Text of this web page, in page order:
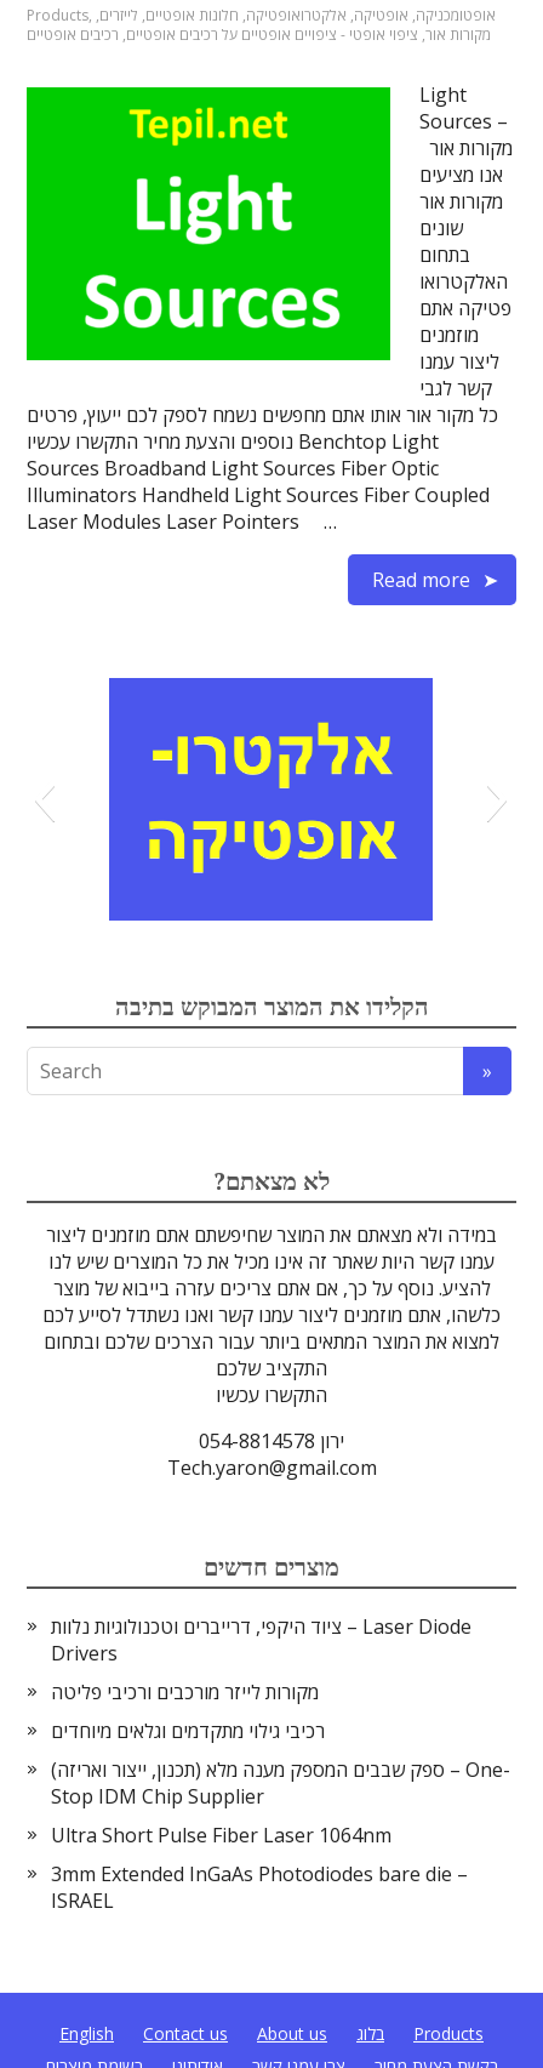
Products, אופטומכניקה, אופטיקה, אלקטרואופטיקה, חלונות אופטיים, לייזרים,
מקורות אור, ציפוי אופטי - ציפויים אופטיים על רכיבים אופטיים, רכיבים אופטיים
Light
Sources –
מקורות אור
אנו מציעים
מקורות אור
שונים
בתחום
האלקטרואו
פטיקה אתם
מוזמנים
ליצור עמנו
קשר לגבי
כל מקור אור אותו אתם מחפשים נשמח לספק לכם ייעוץ, פרטים
נוספים והצעת מחיר התקשרו עכשיו Benchtop Light
Sources Broadband Light Sources Fiber Optic
Illuminators Handheld Light Sources Fiber Coupled
Laser Modules Laser Pointers …
Read more
אופטומכניקה ובקרת תנועה
סיבים אופטיים
מקורות אור
מוליכי אור
לדים
הדמיה ומצלמות
גלאים וחיישנים
מסננים אופטיים
לייזרים ומוצרי בטיחות לייזר
גבישים
ספקטרוסקופיה
אלקטרוניקה
מיגון קרינה
עדשות
מתקנים לרפואה
טרה-הרץ
מוצרי קוורץ
זכוכיות וציפויים
מוצרים אחרים
הקלידו את המוצר המבוקש בתיבה
?לא מצאתם
במידה ולא מצאתם את המוצר שחיפשתם אתם מוזמנים ליצור
עמנו קשר היות שאתר זה אינו מכיל את כל המוצרים שיש לנו
להציע. נוסף על כך, אם אתם צריכים עזרה בייבוא של מוצר
כלשהו, אתם מוזמנים ליצור עמנו קשר ואנו נשתדל לסייע לכם
למצוא את המוצר המתאים ביותר עבור הצרכים שלכם ובתחום
התקציב שלכם
התקשרו עכשיו
ירון 054-8814578
Tech.yaron@gmail.com
מוצרים חדשים
ציוד היקפי, דרייברים וטכנולוגיות נלוות – Laser Diode
Drivers
מקורות לייזר מורכבים ורכיבי פליטה
רכיבי גילוי מתקדמים וגלאים מיוחדים
ספק שבבים המספק מענה מלא (תכנון, ייצור ואריזה) – One-
Stop IDM Chip Supplier
Ultra Short Pulse Fiber Laser 1064nm
3mm Extended InGaAs Photodiodes bare die –
ISRAEL
English Contact us About us בלוג
Products